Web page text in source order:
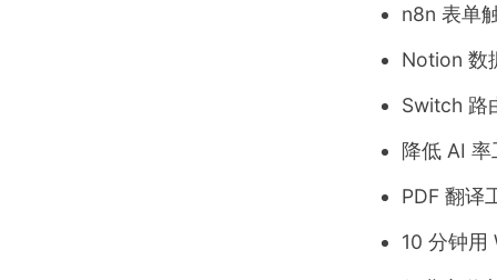
n8n 表单
Notion 数
Switch 路
降低 AI
PDF 翻译
10 分钟用